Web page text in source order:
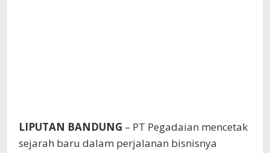
LIPUTAN BANDUNG – PT Pegadaian mencetak
sejarah baru dalam perjalanan bisnisnya